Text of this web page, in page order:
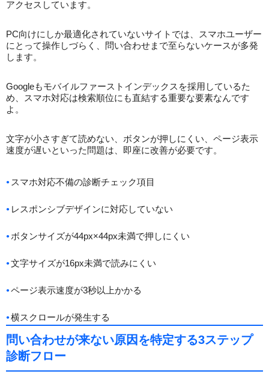
アクセスしています。
PC向けにしか最適化されていないサイトでは、スマホユーザー
にとって操作しづらく、問い合わせまで至らないケースが多発
します。
Googleもモバイルファーストインデックスを採用しているた
め、スマホ対応は検索順位にも直結する重要な要素なんです
よ。
文字が小さすぎて読めない、ボタンが押しにくい、ページ表示
速度が遅いといった問題は、即座に改善が必要です。
スマホ対応不備の診断チェック項目
レスポンシブデザインに対応していない
ボタンサイズが44px×44px未満で押しにくい
文字サイズが16px未満で読みにくい
ページ表示速度が3秒以上かかる
横スクロールが発生する
問い合わせが来ない原因を特定する3ステップ
診断フロー